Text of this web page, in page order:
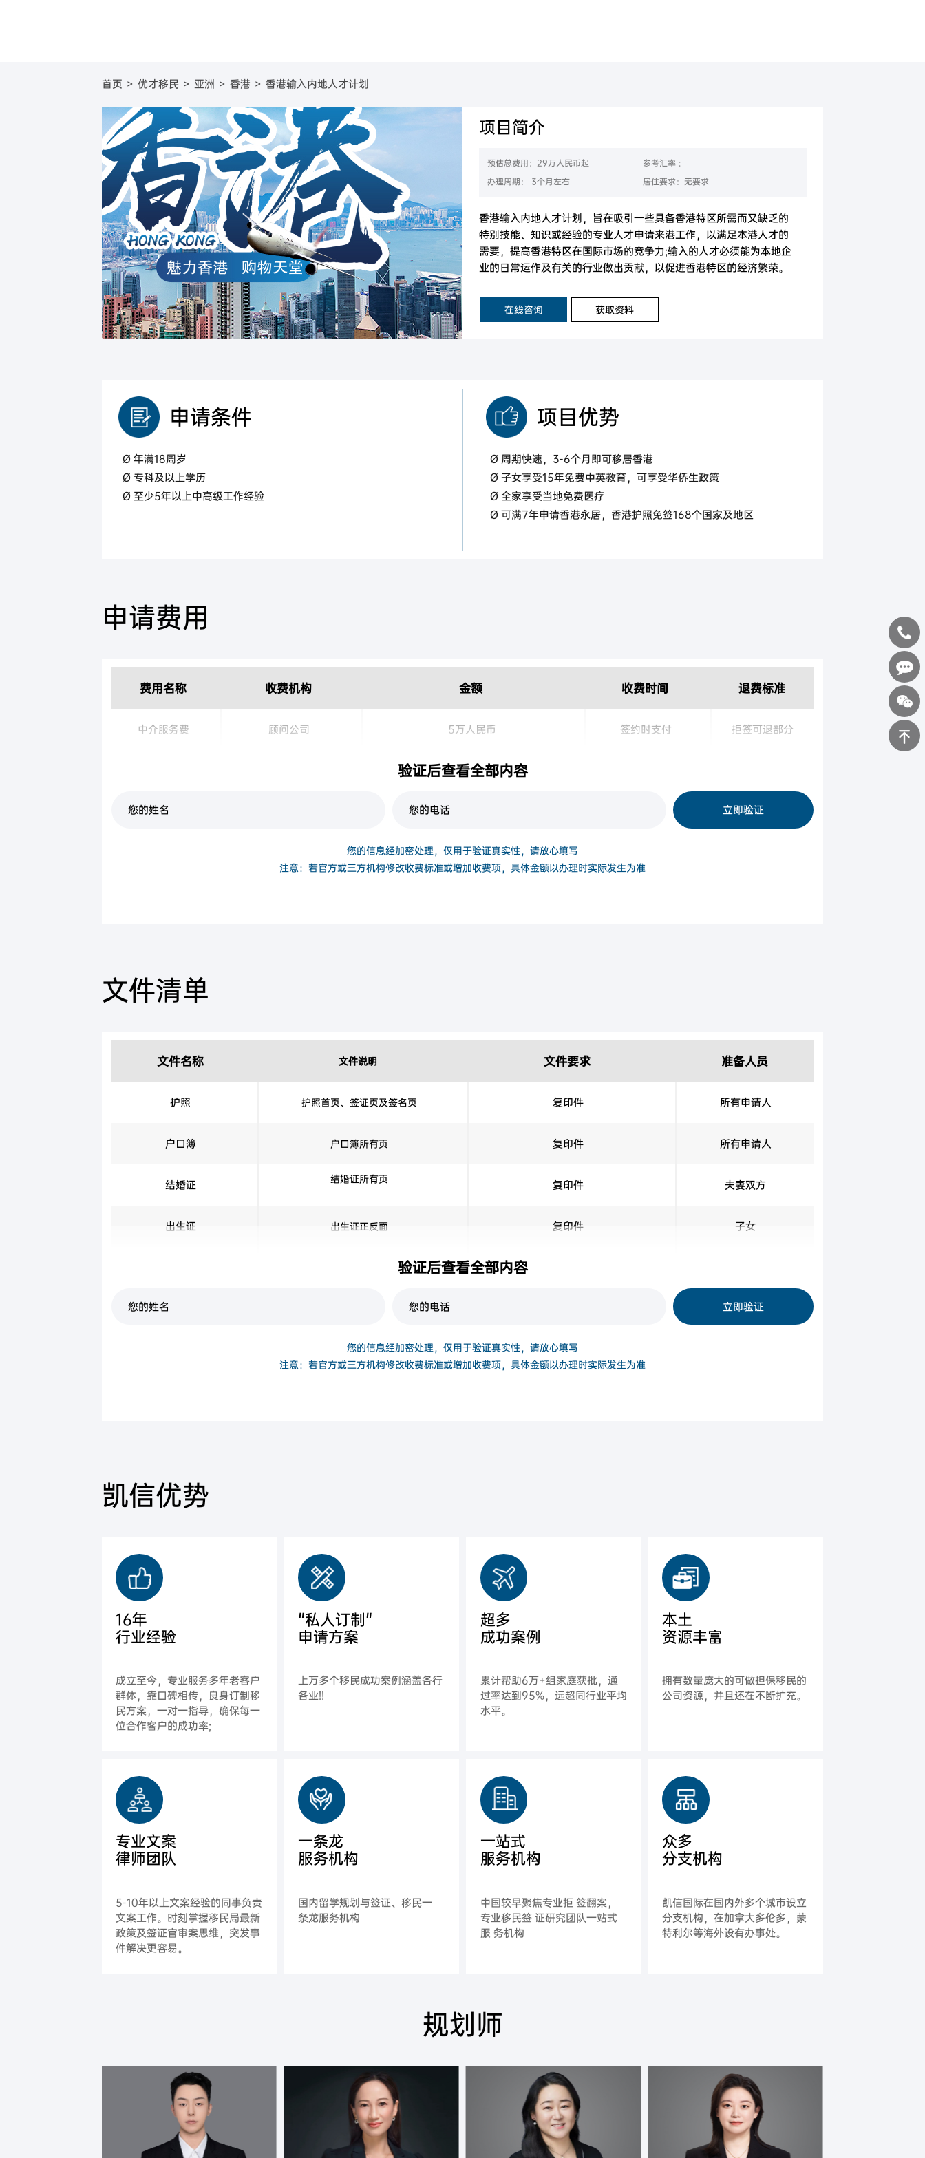
格林纳达 格林纳达投资移民
美国 美国EB-5投资移民
加拿大 加拿大联邦创业投资移民 加拿大萨省商业移民
澳大利亚 澳洲188B投资者签证项目 澳洲188A商业创新签证
瓦努阿图 瓦努阿图投资移民
土耳其 土耳其投资移民
西班牙 西班牙非盈利移民项目
马耳他 马耳他永居项目
马来西亚 马来西亚第二家园计划
日本 日本经营管理签证
新加坡 新加坡创业EP
加拿大
加拿大BC省雇主担保移民
加拿大阿省雇主担保移民
加拿大联邦自雇移民
澳大利亚 澳洲190州政府担保技术移民
新西兰
新西兰技术移民六分制
新西兰主动投资者签证
新西兰绿名单快速移民通道
西班牙购房移民
希腊购房移民
香港优才计划申请条件
首页 > 优才移民 > 亚洲 > 香港 > 香港输入内地人才计划
项目简介
预估总费用：29万人民币起
参考汇率 :
办理周期： 3个月左右
居住要求：无要求
香港输入内地人才计划，旨在吸引一些具备香港特区所需而又缺乏的
特别技能、知识或经验的专业人才申请来港工作，以满足本港人才的
需要，提高香港特区在国际市场的竞争力;输入的人才必须能为本地企
业的日常运作及有关的行业做出贡献，以促进香港特区的经济繁荣。
在线咨询 获取资料
申请条件
Ø 年满18周岁
Ø 专科及以上学历
Ø 至少5年以上中高级工作经验
项目优势
Ø 周期快速，3-6个月即可移居香港
Ø 子女享受15年免费中英教育，可享受华侨生政策
Ø 全家享受当地免费医疗
Ø 可满7年申请香港永居，香港护照免签168个国家及地区
申请费用
费用名称 收费机构 金额 收费时间 退费标准
中介服务费 顾问公司 5万人民币 签约时支付 拒签可退部分
230港币/人
验证后查看全部内容
立即验证
您的信息经加密处理，仅用于验证真实性，请放心填写
注意：若官方或三方机构修改收费标准或增加收费项，具体金额以办理时实际发生为准
文件清单
文件名称 文件说明 文件要求 准备人员
护照 护照首页、签证页及签名页 复印件 所有申请人
户口簿 户口簿所有页 复印件 所有申请人
结婚证 结婚证所有页 复印件 夫妻双方
出生证 出生证正反面 复印件 子女
验证后查看全部内容
立即验证
您的信息经加密处理，仅用于验证真实性，请放心填写
注意：若官方或三方机构修改收费标准或增加收费项，具体金额以办理时实际发生为准
凯信优势
16年
行业经验
成立至今，专业服务多年老客户
群体，靠口碑相传，良身订制移
民方案，一对一指导，确保每一
位合作客户的成功率;
"私人订制"
申请方案
上万多个移民成功案例涵盖各行
各业!!
超多
成功案例
累计帮助6万+组家庭获批，通
过率达到95%，远超同行业平均
水平。
本土
资源丰富
拥有数量庞大的可做担保移民的
公司资源，并且还在不断扩充。
专业文案
律师团队
5-10年以上文案经验的同事负责
文案工作。时刻掌握移民局最新
政策及签证官审案思维，突发事
件解决更容易。
一条龙
服务机构
国内留学规划与签证、移民一
条龙服务机构
一站式
服务机构
中国较早聚焦专业拒 签翻案，
专业移民签 证研究团队一站式
服 务机构
众多
分支机构
凯信国际在国内外多个城市设立
分支机构，在加拿大多伦多，蒙
特利尔等海外设有办事处。
规划师
400-
0898-
123
在线咨询